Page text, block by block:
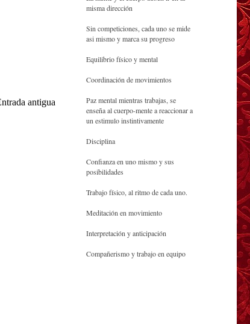
antigua
misma dirección
Sin competiciones, cada uno se mide
asi mismo y marca su progreso
Equilibrio físico y mental
Coordinación de movimientos
Paz mental mientras trabajas, se
enseña al cuerpo-mente a reaccionar a
un estimulo instintivamente
Disciplina
Confianza en uno mismo y sus
posibilidades
Trabajo físico, al ritmo de cada uno.
Meditación en movimiento
Interpretación y anticipación
Compañerismo y trabajo en equipo